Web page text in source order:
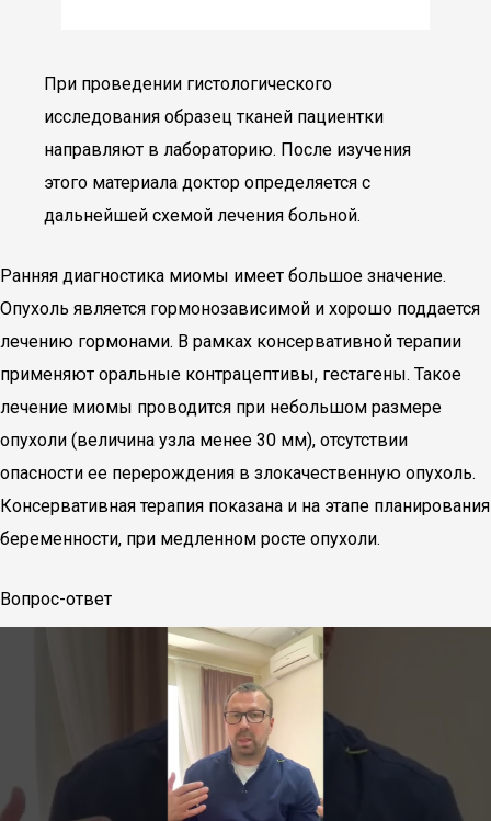
При проведении гистологического
исследования образец тканей пациентки
направляют в лабораторию. После изучения
этого материала доктор определяется с
дальнейшей схемой лечения больной.
Ранняя диагностика миомы имеет большое значение.
Опухоль является гормонозависимой и хорошо поддается
лечению гормонами. В рамках консервативной терапии
применяют оральные контрацептивы, гестагены. Такое
лечение миомы проводится при небольшом размере
опухоли (величина узла менее 30 мм), отсутствии
опасности ее перерождения в злокачественную опухоль.
Консервативная терапия показана и на этапе планирования
беременности, при медленном росте опухоли.
Вопрос-ответ